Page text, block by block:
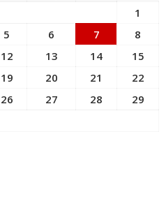
1
5 6 7
8
12 13 14
15
19 20 21
22
26 27 28
29